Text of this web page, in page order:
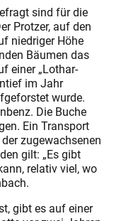
sind für die
Protzer, auf den
niedriger Höhe
Bäumen das
einer „Lothar-
im Jahr
wurde.
Die Buche
Ein Transport
zugewachsenen
gilt: „Es gibt
relativ viel, wo
gibt es auf einer